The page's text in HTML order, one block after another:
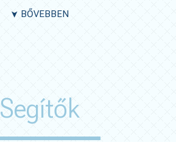
➤ BŐVEBBEN
Segítők